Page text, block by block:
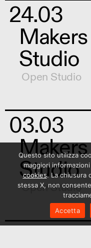
24.03
Studio
Open Studio
03.03
Studio
Open Studio
Questo sito utilizza
maggiori
cookies. La chiusura
stessa X, non
Accetta